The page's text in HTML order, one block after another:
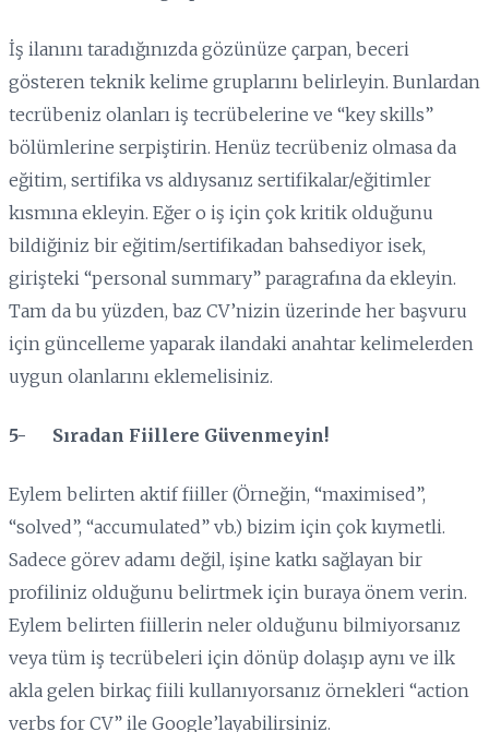
İş ilanını taradığınızda gözünüze çarpan, beceri
gösteren teknik kelime gruplarını belirleyin. Bunlardan
tecrübeniz olanları iş tecrübelerine ve “key skills”
bölümlerine serpiştirin. Henüz tecrübeniz olmasa da
eğitim, sertifika vs aldıysanız sertifikalar/eğitimler
kısmına ekleyin. Eğer o iş için çok kritik olduğunu
bildiğiniz bir eğitim/sertifikadan bahsediyor isek,
girişteki “personal summary” paragrafına da ekleyin.
Tam da bu yüzden, baz CV’nizin üzerinde her başvuru
için güncelleme yaparak ilandaki anahtar kelimelerden
uygun olanlarını eklemelisiniz.
5- Sıradan Fiillere Güvenmeyin!
Eylem belirten aktif fiiller (Örneğin, “maximised”,
“solved”, “accumulated” vb.) bizim için çok kıymetli.
Sadece görev adamı değil, işine katkı sağlayan bir
profiliniz olduğunu belirtmek için buraya önem verin.
Eylem belirten fiillerin neler olduğunu bilmiyorsanız
veya tüm iş tecrübeleri için dönüp dolaşıp aynı ve ilk
akla gelen birkaç fiili kullanıyorsanız örnekleri “action
verbs for CV” ile Google’layabilirsiniz.